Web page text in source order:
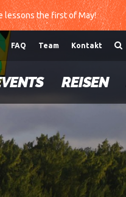
lessons the first of May!
FAQ Team Kontakt
REISEN